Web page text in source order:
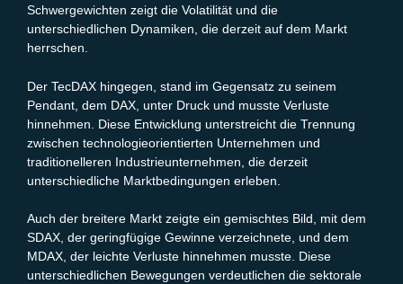
Schwergewichten zeigt die Volatilität und die
unterschiedlichen Dynamiken, die derzeit auf dem Markt
herrschen.
Der TecDAX hingegen, stand im Gegensatz zu seinem
Pendant, dem DAX, unter Druck und musste Verluste
hinnehmen. Diese Entwicklung unterstreicht die Trennung
zwischen technologieorientierten Unternehmen und
traditionelleren Industrieunternehmen, die derzeit
unterschiedliche Marktbedingungen erleben.
Auch der breitere Markt zeigte ein gemischtes Bild, mit dem
SDAX, der geringfügige Gewinne verzeichnete, und dem
MDAX, der leichte Verluste hinnehmen musste. Diese
unterschiedlichen Bewegungen verdeutlichen die sektorale